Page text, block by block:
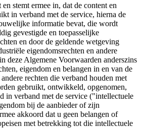
stemt ermee in, dat de content en
in verband met de service, hierna de
informatie bevat, die wordt
gevestigde en toepasselijke
en door de geldende wetgeving
eigendomsrechten en andere
deze Algemene Voorwaarden anderszins
eigendom en belangen in en van de
rechten die verband houden met
gebruikt, ontwikkeld, opgenomen,
in verband met de service ("intellectuele
bij de aanbieder of zijn
akkoord dat u geen belangen of
met betrekking tot die intellectuele